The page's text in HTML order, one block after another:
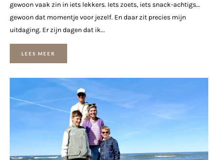
gewoon vaak zin in iets lekkers. Iets zoets, iets snack-achtigs…
gewoon dat momentje voor jezelf. En daar zit precies mijn
uitdaging. Er zijn dagen dat ik...
LEES MEER